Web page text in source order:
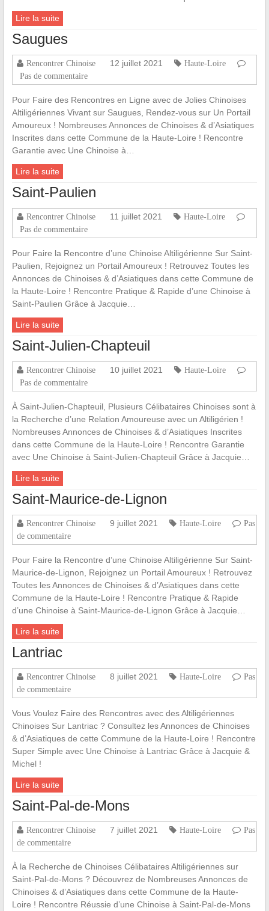
Lire la suite
Saugues
Rencontrer Chinoise 12 juillet 2021
Haute-Loire
Pas de commentaire
Pour Faire des Rencontres en Ligne avec de Jolies Chinoises
Altiligériennes Vivant sur Saugues, Rendez-vous sur Un Portail
Amoureux ! Nombreuses Annonces de Chinoises & d’Asiatiques
Inscrites dans cette Commune de la Haute-Loire ! Rencontre
Garantie avec Une Chinoise à…
Lire la suite
Saint-Paulien
Rencontrer Chinoise 11 juillet 2021
Haute-Loire
Pas de commentaire
Pour Faire la Rencontre d’une Chinoise Altiligérienne Sur Saint-
Paulien, Rejoignez un Portail Amoureux ! Retrouvez Toutes les
Annonces de Chinoises & d’Asiatiques dans cette Commune de
la Haute-Loire ! Rencontre Pratique & Rapide d’une Chinoise à
Saint-Paulien Grâce à Jacquie…
Lire la suite
Saint-Julien-Chapteuil
Rencontrer Chinoise 10 juillet 2021
Haute-Loire
Pas de commentaire
À Saint-Julien-Chapteuil, Plusieurs Célibataires Chinoises sont à
la Recherche d’une Relation Amoureuse avec un Altiligérien !
Nombreuses Annonces de Chinoises & d’Asiatiques Inscrites
dans cette Commune de la Haute-Loire ! Rencontre Garantie
avec Une Chinoise à Saint-Julien-Chapteuil Grâce à Jacquie…
Lire la suite
Saint-Maurice-de-Lignon
Rencontrer Chinoise 9 juillet 2021 Haute-Loire
Pas
de commentaire
Pour Faire la Rencontre d’une Chinoise Altiligérienne Sur Saint-
Maurice-de-Lignon, Rejoignez un Portail Amoureux ! Retrouvez
Toutes les Annonces de Chinoises & d’Asiatiques dans cette
Commune de la Haute-Loire ! Rencontre Pratique & Rapide
d’une Chinoise à Saint-Maurice-de-Lignon Grâce à Jacquie…
Lire la suite
Lantriac
Rencontrer Chinoise 8 juillet 2021 Haute-Loire
Pas
de commentaire
Vous Voulez Faire des Rencontres avec des Altiligériennes
Chinoises Sur Lantriac ? Consultez les Annonces de Chinoises
& d’Asiatiques de cette Commune de la Haute-Loire ! Rencontre
Super Simple avec Une Chinoise à Lantriac Grâce à Jacquie &
Michel !
Lire la suite
Saint-Pal-de-Mons
Rencontrer Chinoise 7 juillet 2021 Haute-Loire
Pas
de commentaire
À la Recherche de Chinoises Célibataires Altiligériennes sur
Saint-Pal-de-Mons ? Découvrez de Nombreuses Annonces de
Chinoises & d’Asiatiques dans cette Commune de la Haute-
Loire ! Rencontre Réussie d’une Chinoise à Saint-Pal-de-Mons